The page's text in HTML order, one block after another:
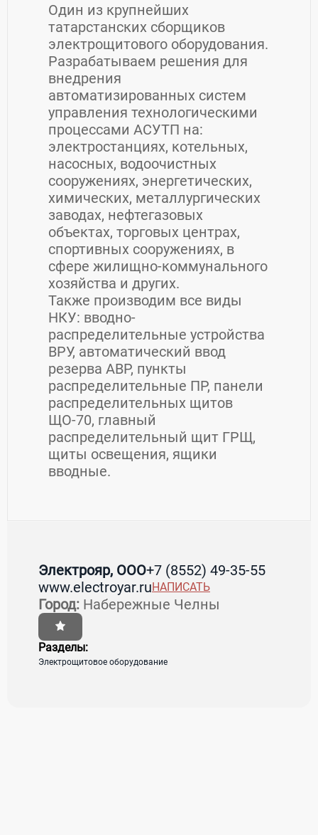
Один из крупнейших
татарстанских сборщиков
электрощитового оборудования.
Разрабатываем решения для
внедрения
автоматизированных систем
управления технологическими
процессами АСУТП на:
электростанциях, котельных,
насосных, водоочистных
сооружениях, энергетических,
химических, металлургических
заводах, нефтегазовых
объектах, торговых центрах,
спортивных сооружениях, в
сфере жилищно-коммунального
хозяйства и других.
Также производим все виды
НКУ: вводно-
распределительные устройства
ВРУ, автоматический ввод
резерва АВР, пункты
распределительные ПР, панели
распределительных щитов
ЩО-70, главный
распределительный щит ГРЩ,
щиты освещения, ящики
вводные.
Страна:РоссияРегион:Татарстан
Город:Набережные Челны
г. Набережные Челны, улица
Низаметдинова, 2В
Электрояр, ООО+7 (8552) 49-35-55
www.electroyar.ruНАПИСАТЬ
Город: Набережные Челны
Разделы:
Электрощитовое оборудование